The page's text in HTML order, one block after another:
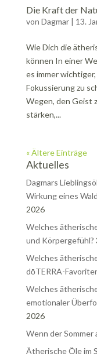
Die Kraft der
von Dagmar| 13.
Wie Dich die
können In einer
es immer
Fokussierung zu
Wegen, den Geist
stärken,...
« Ältere Einträge
Aktuelles
Dagmars
Wirkung eines
2026
Welches
und Körpergefühl?
Welches
dōTERRA-
Welches
emotionaler
2026
Wenn der
Ätherische Öle im